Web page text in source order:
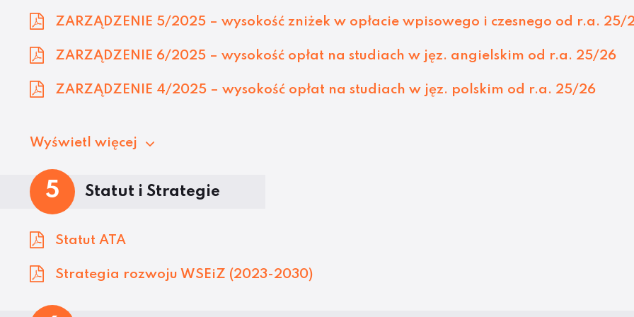
ZARZĄDZENIE 5/2025 – wysokość zniżek w opłacie wpisowego i czesnego od r.a. 25/
ZARZĄDZENIE 6/2025 – wysokość opłat na studiach w jęz. angielskim od r.a. 25/26
ZARZĄDZENIE 4/2025 – wysokość opłat na studiach w jęz. polskim od r.a. 25/26
Wyświetl więcej
5 Statut i Strategie
Statut ATA
Strategia rozwoju WSEiZ (2023-2030)